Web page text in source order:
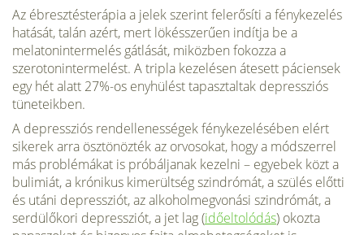
Az ébresztésterápia a jelek szerint fel­erősíti a fénykezelés
hatását, talán azért, mert lökésszerűen indítja be a
melatonintermelés gátlását, miközben fokozza a
szerotonintermelést. A tripla kezelésen átesett páciensek
egy hét alatt 27%-os enyhü­lést tapasztaltak depressziós
tüneteikben.
A depressziós rendellenességek fénykezelésében elért
sikerek arra ösztönözték az orvosokat, hogy a módszerrel
más problémákat is pró­báljanak kezelni – egyebek közt a
bulimiát, a krónikus kimerültség szindrómát, a szülés előtti
és utáni depressziót, az alkoholmegvonási szindrómát, a
serdülőkori depressziót, a jet lag (időeltolódás) okozta